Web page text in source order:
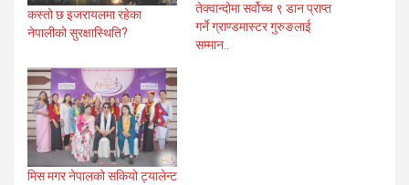
कस्तो छ इजरायलमा रहेका
नेपालीको सुरक्षास्थिति?
तेक्वान्दोमा सर्वोच्च ९ डान प्राप्त
गर्ने ग्राण्डमास्टर गुरुङलाई
सम्मान..
मिस मगर नेपालको सकियो ट्यालेन्ट